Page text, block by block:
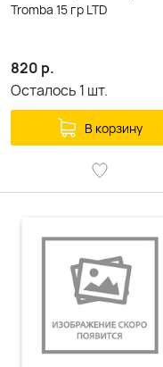
Tromba 15 гр LTD
820 р.
Осталось 1 шт.
В корзину